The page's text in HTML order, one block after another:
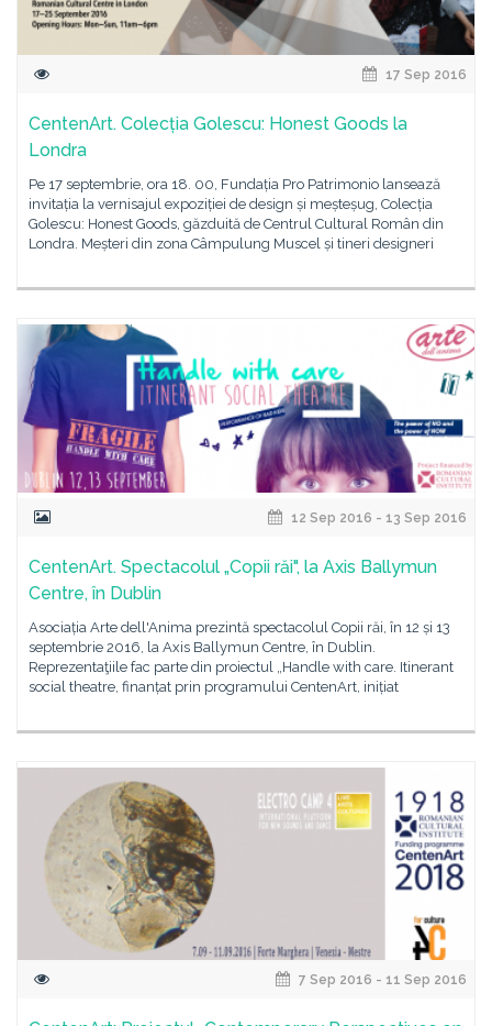
17 Sep 2016
CentenArt. Colecția Golescu: Honest Goods la
Londra
Pe 17 septembrie, ora 18. 00, Fundația Pro Patrimonio lansează
invitația la vernisajul expoziției de design și meșteșug, Colecția
Golescu: Honest Goods, găzduită de Centrul Cultural Român din
Londra. Meșteri din zona Câmpulung Muscel și tineri designeri
12 Sep 2016 - 13 Sep 2016
CentenArt. Spectacolul „Copii răi", la Axis Ballymun
Centre, în Dublin
Asociația Arte dell'Anima prezintă spectacolul Copii răi, în 12 și 13
septembrie 2016, la Axis Ballymun Centre, în Dublin.
Reprezentaţiile fac parte din proiectul „Handle with care. Itinerant
social theatre, finanțat prin programului CentenArt, inițiat
7 Sep 2016 - 11 Sep 2016